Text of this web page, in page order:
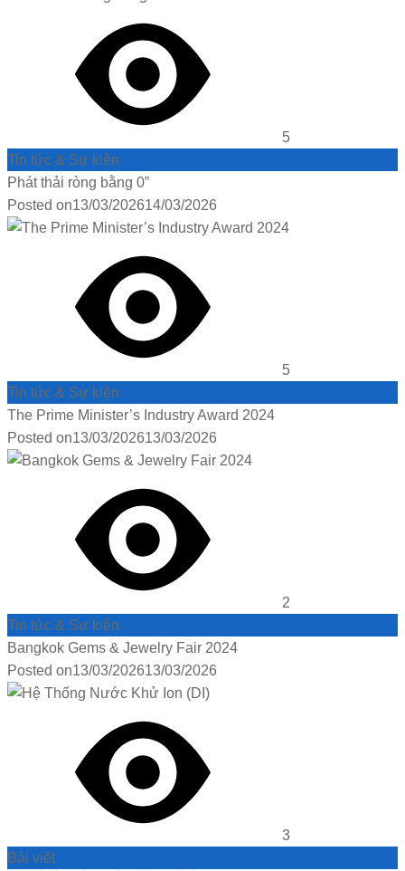
5
Tin tức & Sự kiện
Phát thải ròng bằng 0”
Posted on13/03/202614/03/2026
5
Tin tức & Sự kiện
The Prime Minister’s Industry Award 2024
Posted on13/03/202613/03/2026
2
Tin tức & Sự kiện
Bangkok Gems & Jewelry Fair 2024
Posted on13/03/202613/03/2026
3
Bài viết